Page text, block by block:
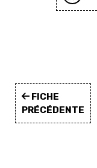
FICHE
PRÉCÉDENTE